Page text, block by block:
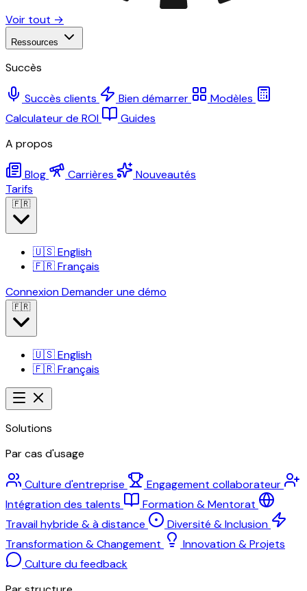
Voir tout →
Ressources
Succès
Succès clients Bien démarrer
Modèles
Calculateur de ROI
Guides
A propos
Blog Carrières
Nouveautés
Tarifs
🇫🇷
🇺🇸English
🇫🇷Français
ConnexionDemander une démo
🇫🇷
🇺🇸English
🇫🇷Français
Solutions
Par cas d'usage
Culture d'entreprise
Engagement collaborateur
Intégration des talents
Formation & Mentorat
Travail hybride & à distance
Diversité & Inclusion
Transformation & Changement
Innovation & Projets
Culture du feedback